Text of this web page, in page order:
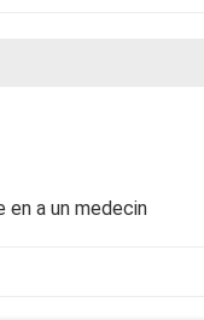
en a un medecin